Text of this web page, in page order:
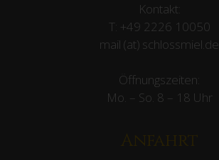
Kontakt:
T: +49 2226 10050
mail (at) schlossmiel.de
Öffnungszeiten:
Mo. – So. 8 – 18 Uhr
Anfahrt